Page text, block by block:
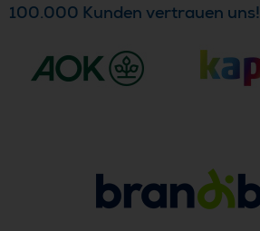
100.000 Kunden vertrauen uns!